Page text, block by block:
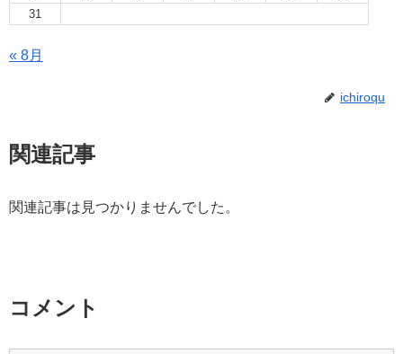
31
« 8月
ichiroqu
関連記事
関連記事は見つかりませんでした。
コメント